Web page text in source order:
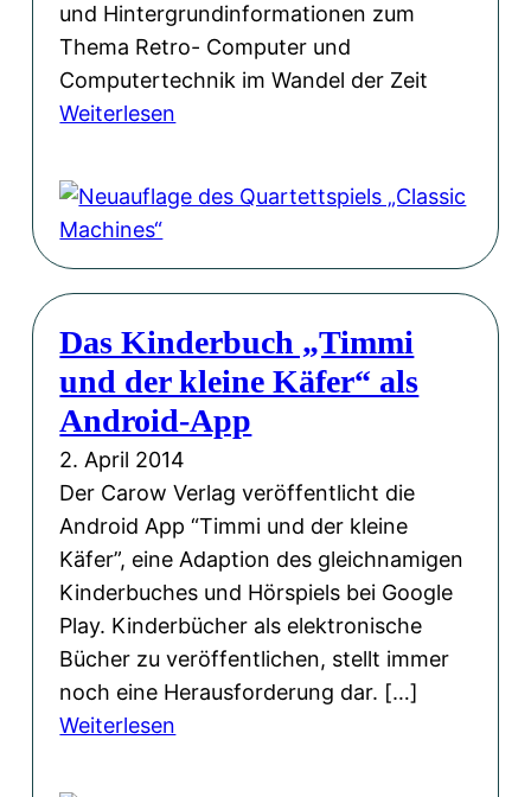
k
i
m
J
n
d
T
e
x
t
e
n
v
o
n
s
a
h
i
n
e
s
–
C
o
m
p
u
t
e
r
“
und Hintergrundinformationen zum
Thema Retro- Computer und
Computertechnik im Wandel der Zeit
Weiterlesen
u
l
a
g
e
s
e
Das Kinderbuch „Timmi
und der kleine Käfer“ als
Android-App
2. April 2014
Der Carow Verlag veröffentlicht die
Android App “Timmi und der kleine
Käfer”, eine Adaption des gleichnamigen
Kinderbuches und Hörspiels bei Google
Play. Kinderbücher als elektronische
Bücher zu veröffentlichen, stellt immer
noch eine Herausforderung dar. […]
Weiterlesen